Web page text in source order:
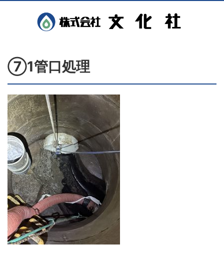
⑦1管口処理